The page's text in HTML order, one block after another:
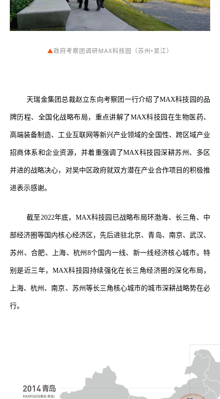
▲政府考察团调研MAX科技园（苏州•吴江）
天瑞金集团总裁赵立东向考察团一行介绍了MAX科技园的品
牌历程、全国化战略布局，重点讲解了MAX科技园在生物医药、
高端装备制造、工业互联网等新兴产业领域的全国性、跨区域产业
招商体系和企业资源，并着重强调了MAX科技园深耕苏州、多区
并进的战略决心，对吴中区政府就双方潜在产业合作项目的积极推
进表示感谢。
截至2022年底，MAX科技园已战略布局环渤海、长三角、中
部经济圈等国内核心经济区，先后进驻北京、青岛、南京、武汉、
苏州、合肥、上海、杭州8个国内一线、新一线经济核心城市。特
别是近三年，MAX科技园持续强化在长三角经济圈的深化布局，
上海、杭州、南京、苏州等长三角核心城市的城市深耕战略势在必
行。